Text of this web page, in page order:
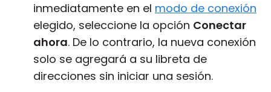
inmediatamente en el modo de conexión
elegido, seleccione la opción Conectar
ahora. De lo contrario, la nueva conexión
solo se agregará a su libreta de
direcciones sin iniciar una sesión.